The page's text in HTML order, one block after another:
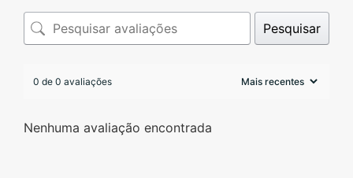
Pesquisar
0 de 0 avaliações
Nenhuma avaliação encontrada